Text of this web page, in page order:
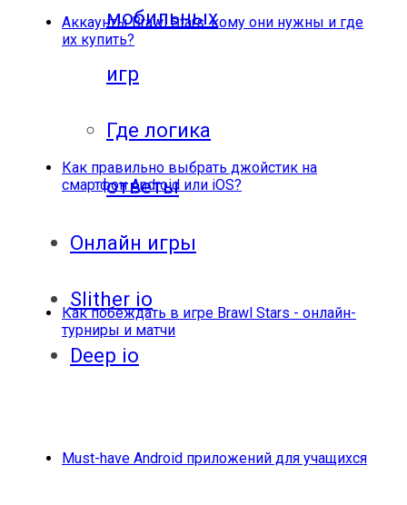
мобильных
игр
Где логика
ответы
Онлайн игры
Slither io
Deep io
Аккаунты Brawl Stars: кому они нужны и где
их купить?
Как правильно выбрать джойстик на
смартфон Android или iOS?
Как побеждать в игре Brawl Stars - онлайн-
турниры и матчи
Must-have Android приложений для учащихся